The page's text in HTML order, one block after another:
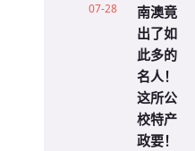
07-28
南澳竟
出了如
此多的
名人！
这所公
校特产
政要！